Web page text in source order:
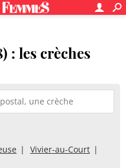
: les crèches
Vivier-au-Court